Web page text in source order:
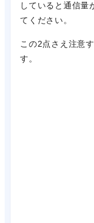
していると通信量
てください。
この2点さえ注意
す。